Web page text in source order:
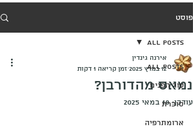
פוסט
All Posts
עור הפנים
סוכרת
ארומתרפיה
All Posts
נמאס מהדורבן?
אירנה גינדין
12 במרץ 2025
זמן קריאה 1 דקות
עודכן:18 במאי 2025